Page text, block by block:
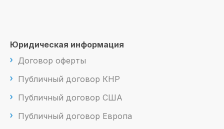
Юридическая информация
Договор оферты
Публичный договор КНР
Публичный договор США
Публичный договор Европа